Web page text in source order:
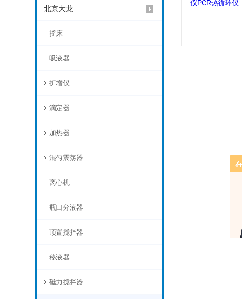
北京大龙
摇床
吸液器
扩增仪
滴定器
加热器
混匀震荡器
离心机
瓶口分液器
顶置搅拌器
移液器
磁力搅拌器